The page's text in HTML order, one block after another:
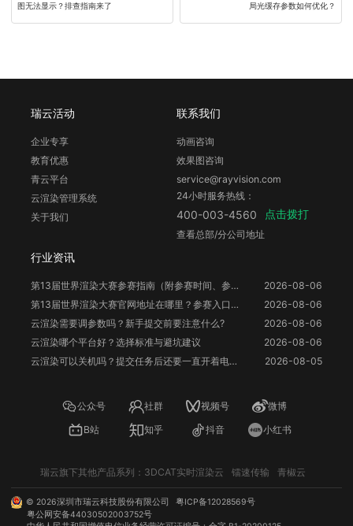
图无法显示？排查指南来了
局光缓存参数如何优化？
瑞云活动
企业专享
教育优惠
青云平台
云渲染管理系统
关于我们
行业资讯
第13届世界渲染大赛参赛指南（附参赛时间、参赛要求、赛事奖励等）
2026-08-06
第13届世界渲染大赛官网地址在哪里？参赛入口与信息整理
2026-08-06
云渲染需要调参数吗？新手提交前要注意什么?
2026-08-06
云渲染哪个平台好？选择标准与避坑建议
2026-08-06
云渲染可以关机吗？提交任务后还要一直开着电脑吗？
2026-08-05
联系我们
动画咨询
效果图咨询
service@rayvision.com
24小时服务热线：
400-003-4560 点击拨打
查看总部/分公司地址
公众号 社群 视频号
微博
B站
知乎 抖音 小红书
瑞云旗下其他产品系列： 3DCAT实时渲染云 镭速传输 青椒云
© 2026深圳市瑞云科技股份有限公司
粤ICP备12028569号
粤公网安备44030502003752号